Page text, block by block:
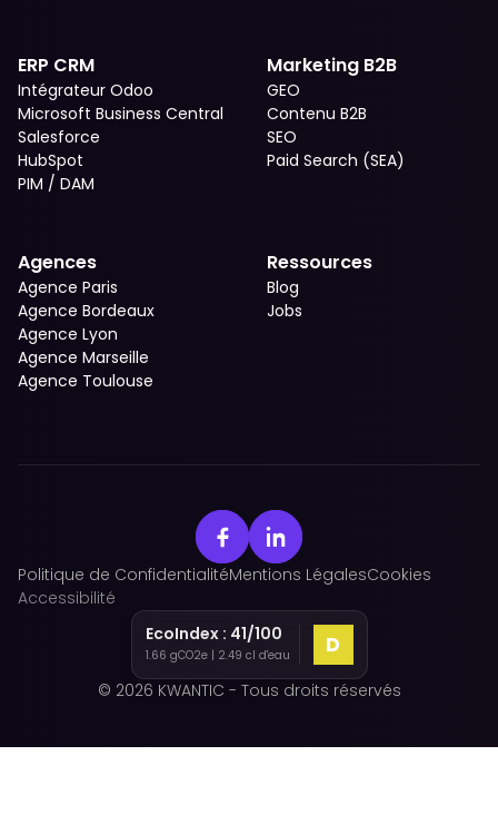
ERP CRM
Intégrateur Odoo
Microsoft Business Central
Salesforce
HubSpot
PIM / DAM
Marketing B2B
GEO
Contenu B2B
SEO
Paid Search (SEA)
Agences
Agence Paris
Agence Bordeaux
Agence Lyon
Agence Marseille
Agence Toulouse
Ressources
Blog
Jobs
Politique de ConfidentialitéMentions LégalesCookies
Accessibilité
EcoIndex : 41/100
1.66 gCO2e | 2.49 cl d'eau D
© 2026 KWANTIC - Tous droits réservés